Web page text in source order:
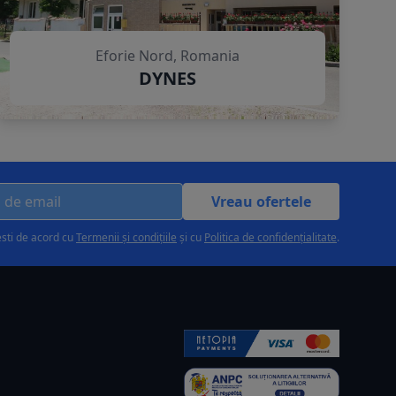
Eforie Nord, Romania
DYNES
Vreau ofertele
de acord cuTermenii și condițiile și cu Politica de confidențialitate.